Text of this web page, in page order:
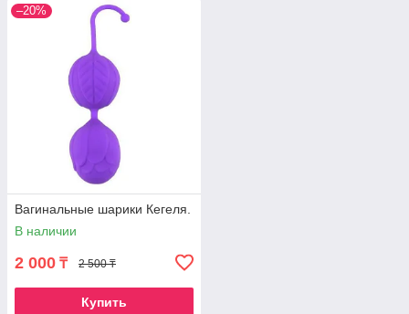
–20%
Вагинальные шарики Кегеля.
В наличии
2 000 ₸ 2 500 ₸
Купить